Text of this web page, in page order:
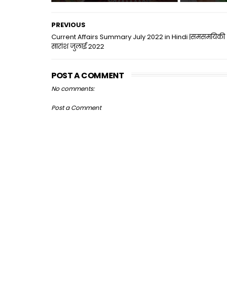
PREVIOUS
Current Affairs Summary July 2022 in Hindi |समसमयिकी
सारांश जुलाई 2022
POST A COMMENT
No comments:
Post a Comment